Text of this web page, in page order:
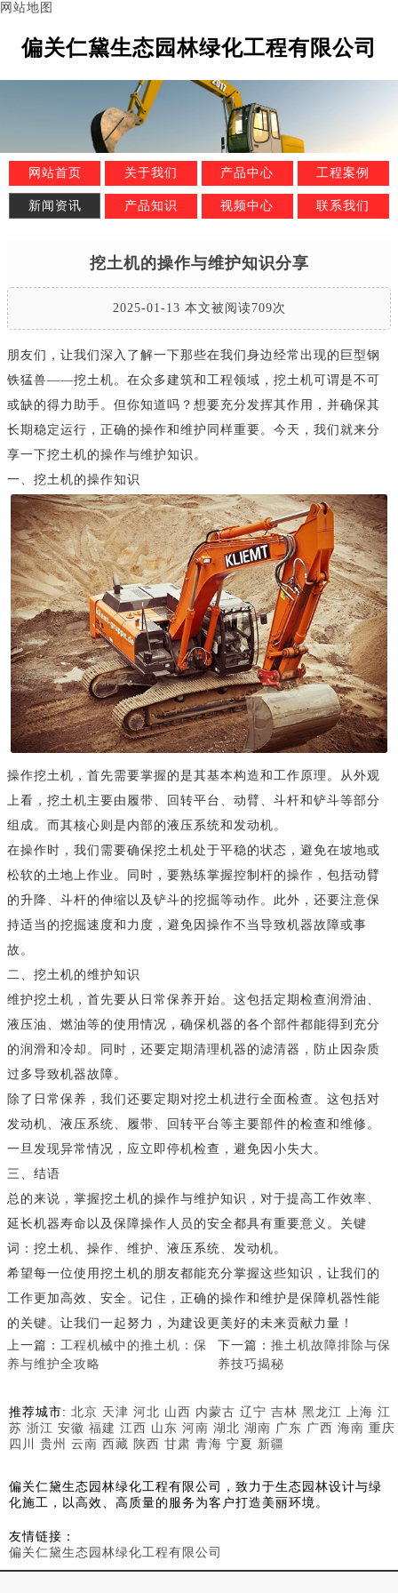
网站地图
偏关仁黛生态园林绿化工程有限公司
网站首页 关于我们 产品中心 工程案例
新闻资讯 产品知识 视频中心 联系我们
挖土机的操作与维护知识分享
2025-01-13 本文被阅读709次
朋友们，让我们深入了解一下那些在我们身边经常出现的巨型钢
铁猛兽——挖土机。在众多建筑和工程领域，挖土机可谓是不可
或缺的得力助手。但你知道吗？想要充分发挥其作用，并确保其
长期稳定运行，正确的操作和维护同样重要。今天，我们就来分
享一下挖土机的操作与维护知识。
一、挖土机的操作知识
操作挖土机，首先需要掌握的是其基本构造和工作原理。从外观
上看，挖土机主要由履带、回转平台、动臂、斗杆和铲斗等部分
组成。而其核心则是内部的液压系统和发动机。
在操作时，我们需要确保挖土机处于平稳的状态，避免在坡地或
松软的土地上作业。同时，要熟练掌握控制杆的操作，包括动臂
的升降、斗杆的伸缩以及铲斗的挖掘等动作。此外，还要注意保
持适当的挖掘速度和力度，避免因操作不当导致机器故障或事
故。
二、挖土机的维护知识
维护挖土机，首先要从日常保养开始。这包括定期检查润滑油、
液压油、燃油等的使用情况，确保机器的各个部件都能得到充分
的润滑和冷却。同时，还要定期清理机器的滤清器，防止因杂质
过多导致机器故障。
除了日常保养，我们还要定期对挖土机进行全面检查。这包括对
发动机、液压系统、履带、回转平台等主要部件的检查和维修。
一旦发现异常情况，应立即停机检查，避免因小失大。
三、结语
总的来说，掌握挖土机的操作与维护知识，对于提高工作效率、
延长机器寿命以及保障操作人员的安全都具有重要意义。关键
词：挖土机、操作、维护、液压系统、发动机。
希望每一位使用挖土机的朋友都能充分掌握这些知识，让我们的
工作更加高效、安全。记住，正确的操作和维护是保障机器性能
的关键。让我们一起努力，为建设更美好的未来贡献力量！
上一篇： 工程机械中的推土机：保
养与维护全攻略
下一篇： 推土机故障排除与保
养技巧揭秘
推荐城市: 北京 天津 河北 山西 内蒙古 辽宁 吉林 黑龙江 上海 江
苏 浙江 安徽 福建 江西 山东 河南 湖北 湖南 广东 广西 海南 重庆
四川
贵州 云南 西藏 陕西 甘肃 青海 宁夏 新疆
偏关仁黛生态园林绿化工程有限公司，致力于生态园林设计与绿
化施工，以高效、高质量的服务为客户打造美丽环境。
友情链接：
偏关仁黛生态园林绿化工程有限公司